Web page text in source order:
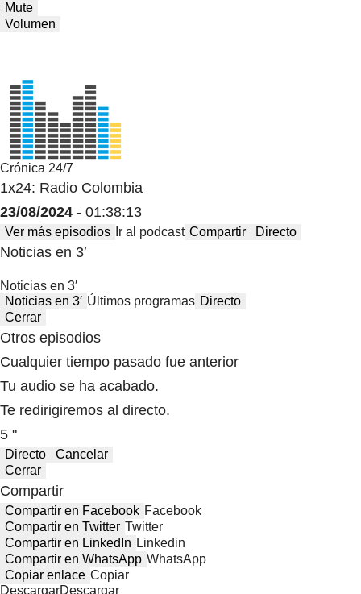
Mute
Volumen
Crónica 24/7
1x24: Radio Colombia
23/08/2024 - 01:38:13
Ver más episodios Ir al podcast Compartir Directo
Noticias en 3′
Noticias en 3′
Noticias en 3′ Últimos programas Directo
Cerrar
Otros episodios
Cualquier tiempo pasado fue anterior
Tu audio se ha acabado.
Te redirigiremos al directo.
5 "
Directo
Cancelar
Cerrar
Compartir
Compartir en Facebook Facebook
Compartir en Twitter Twitter
Compartir en LinkedIn Linkedin
Compartir en WhatsApp WhatsApp
Copiar enlace Copiar
DescargarDescargar